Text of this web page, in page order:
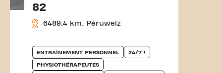
82
6489.4 km, Péruwelz
ENTRAÎNEMENT PERSONNEL 24/7 !
PHYSIOTHÉRAPEUTES